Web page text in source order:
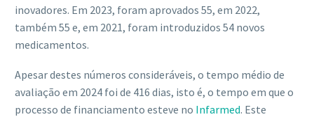
inovadores. Em 2023, foram aprovados 55, em 2022,
também 55 e, em 2021, foram introduzidos 54 novos
medicamentos.
Apesar destes números consideráveis, o tempo médio de
avaliação em 2024 foi de 416 dias, isto é, o tempo em que o
processo de financiamento esteve no Infarmed. Este